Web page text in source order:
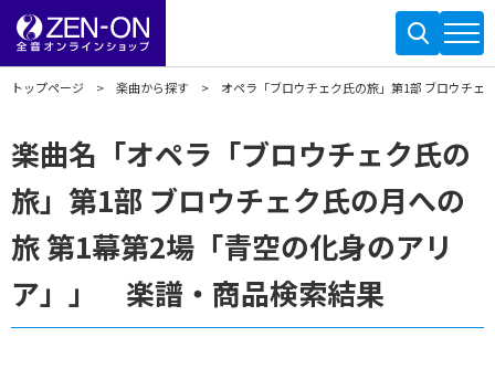
トップページ 楽曲から探す オペラ「ブロウチェク氏の旅」第1部 ブロウチェ
楽曲名「オペラ「ブロウチェク氏の
旅」第1部 ブロウチェク氏の月への
旅 第1幕第2場「青空の化身のアリ
ア」」 楽譜・商品検索結果